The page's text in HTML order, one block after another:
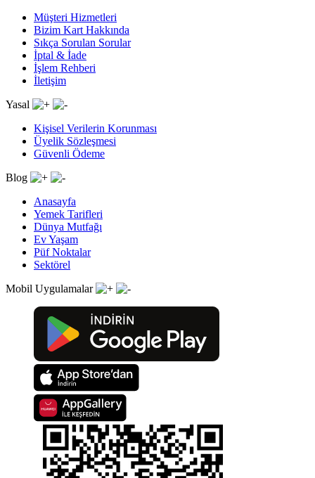
Müşteri Hizmetleri
Bizim Kart Hakkında
Sıkça Sorulan Sorular
İptal & İade
İşlem Rehberi
İletişim
Yasal
Kişisel Verilerin Korunması
Üyelik Sözleşmesi
Güvenli Ödeme
Blog
Anasayfa
Yemek Tarifleri
Dünya Mutfağı
Ev Yaşam
Püf Noktalar
Sektörel
Mobil Uygulamalar